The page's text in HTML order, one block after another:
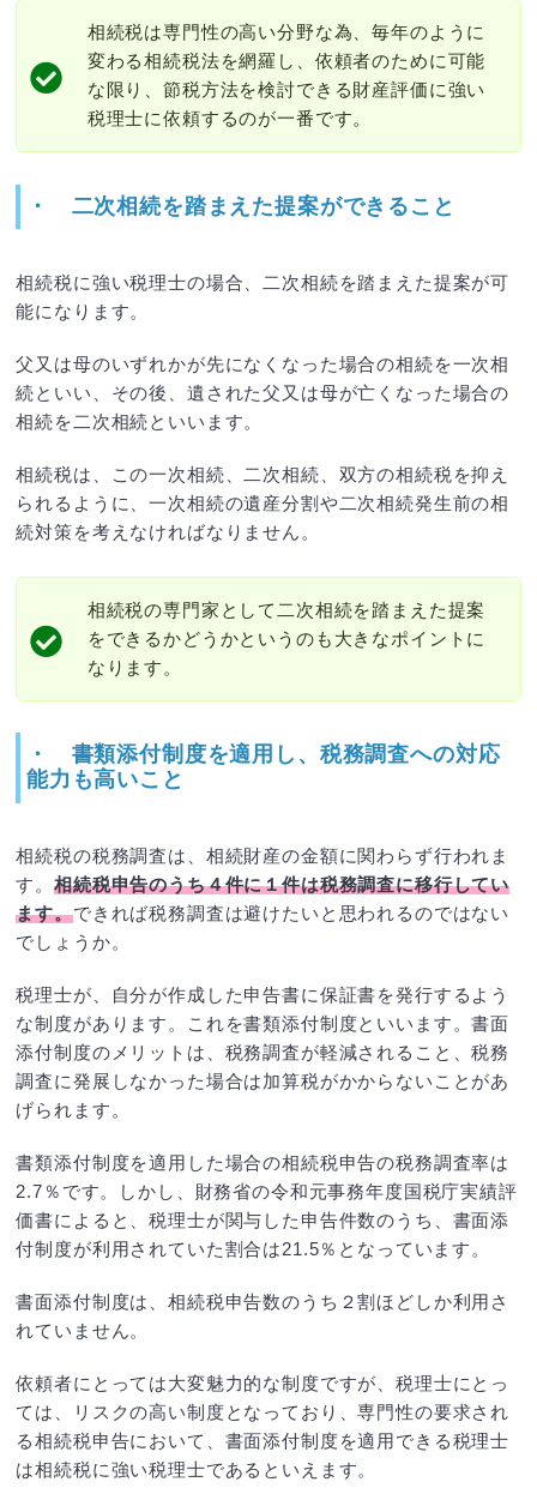
相続税は専門性の高い分野な為、毎年のように
変わる相続税法を網羅し、依頼者のために可能
な限り、節税方法を検討できる財産評価に強い
税理士に依頼するのが一番です。
・ 二次相続を踏まえた提案ができること
相続税に強い税理士の場合、二次相続を踏まえた提案が可
能になります。
父又は母のいずれかが先になくなった場合の相続を一次相
続といい、その後、遺された父又は母が亡くなった場合の
相続を二次相続といいます。
相続税は、この一次相続、二次相続、双方の相続税を抑え
られるように、一次相続の遺産分割や二次相続発生前の相
続対策を考えなければなりません。
相続税の専門家として二次相続を踏まえた提案
をできるかどうかというのも大きなポイントに
なります。
・ 書類添付制度を適用し、税務調査への対応
能力も高いこと
相続税の税務調査は、相続財産の金額に関わらず行われま
す。相続税申告のうち４件に１件は税務調査に移行してい
ます。できれば税務調査は避けたいと思われるのではない
でしょうか。
税理士が、自分が作成した申告書に保証書を発行するよう
な制度があります。これを書類添付制度といいます。書面
添付制度のメリットは、税務調査が軽減されること、税務
調査に発展しなかった場合は加算税がかからないことがあ
げられます。
書類添付制度を適用した場合の相続税申告の税務調査率は
2.7％です。しかし、財務省の令和元事務年度国税庁実績評
価書によると、税理士が関与した申告件数のうち、書面添
付制度が利用されていた割合は21.5％となっています。
書面添付制度は、相続税申告数のうち２割ほどしか利用さ
れていません。
依頼者にとっては大変魅力的な制度ですが、税理士にとっ
ては、リスクの高い制度となっており、専門性の要求され
る相続税申告において、書面添付制度を適用できる税理士
は相続税に強い税理士であるといえます。